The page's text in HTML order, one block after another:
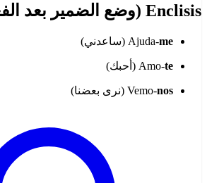
Enclisis (وضع الضمير بعد الفعل):
Ajuda-me (ساعدني)
Amo-te (أحبك)
Vemo-nos (نرى بعضنا)